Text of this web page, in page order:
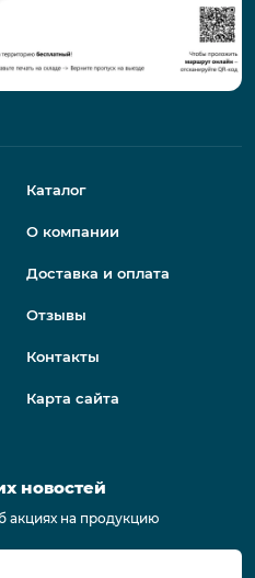
Каталог
О компании
Доставка и оплата
Отзывы
Контакты
Карта сайта
новостей
акциях на продукцию